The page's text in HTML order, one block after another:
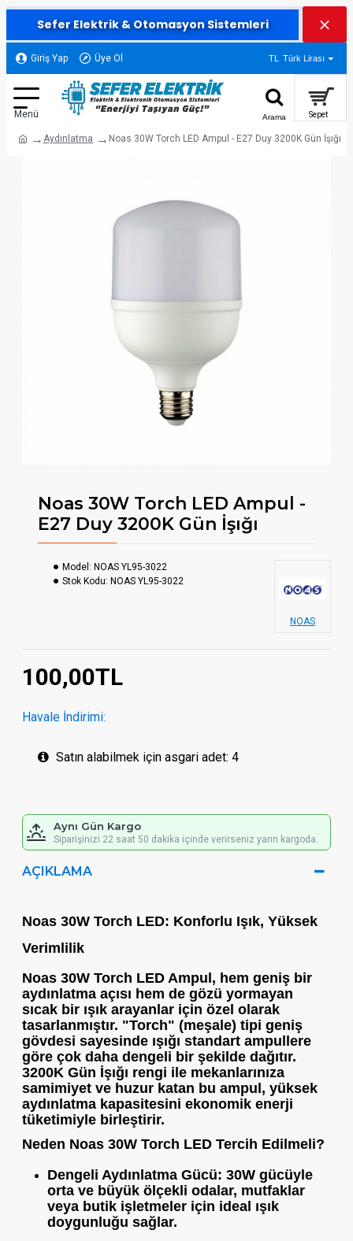
Sefer Elektrik & Otomasyon Sistemleri
Giriş Yap Üye Ol TL Türk Lirası
Aydınlatma Noas 30W Torch LED Ampul - E27 Duy 3200K Gün İşığı
Noas 30W Torch LED Ampul -
E27 Duy 3200K Gün İşığı
100,00TL
Havale İndirimi:
Model: NOAS YL95-3022
Stok Kodu: NOAS YL95-3022
NOAS
Satın alabilmek için asgari adet: 4
Aynı Gün Kargo
Siparişinizi 22 saat 50 dakika içinde verirseniz yarın kargoda.
AÇIKLAMA
Noas 30W Torch LED: Konforlu Işık, Yüksek
Verimlilik
Noas 30W Torch LED Ampul , hem geniş bir
aydınlatma açısı hem de gözü yormayan
sıcak bir ışık arayanlar için özel olarak
tasarlanmıştır. "Torch" (meşale) tipi geniş
gövdesi sayesinde ışığı standart ampullere
göre çok daha dengeli bir şekilde dağıtır.
3200K Gün İşığı rengi ile mekanlarınıza
samimiyet ve huzur katan bu ampul, yüksek
aydınlatma kapasitesini ekonomik enerji
tüketimiyle birleştirir.
Neden Noas 30W Torch LED Tercih Edilmeli?
Dengeli Aydınlatma Gücü: 30W gücüyle
orta ve büyük ölçekli odalar, mutfaklar
veya butik işletmeler için ideal ışık
doygunluğu sağlar.